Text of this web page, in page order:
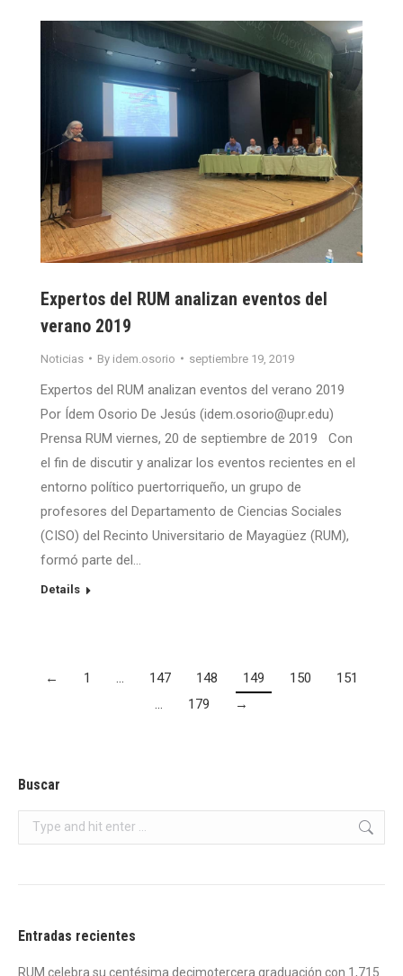
Expertos del RUM analizan eventos del
verano 2019
Noticias By idem.osorio septiembre 19, 2019
Expertos del RUM analizan eventos del verano 2019
Por Ídem Osorio De Jesús (idem.osorio@upr.edu)
Prensa RUM viernes, 20 de septiembre de 2019 Con
el fin de discutir y analizar los eventos recientes en el
entorno político puertorriqueño, un grupo de
profesores del Departamento de Ciencias Sociales
(CISO) del Recinto Universitario de Mayagüez (RUM),
formó parte del…
Details
← 1 … 147 148 149 150
151
…
179 →
Buscar
Search:
Entradas recientes
RUM celebra su centésima decimotercera graduación con 1,715